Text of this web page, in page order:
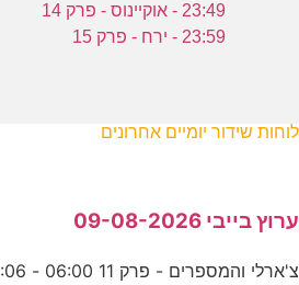
23:49 - אוקיינוס - פרק 14
23:59 - ירח - פרק 15
לוחות שידור יומיים אחרונים
ערוץ בייבי 09-08-2026